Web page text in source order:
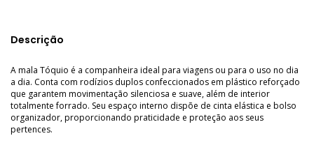
Descrição
A mala Tóquio é a companheira ideal para viagens ou para o uso no dia
a dia. Conta com rodízios duplos confeccionados em plástico reforçado
que garantem movimentação silenciosa e suave, além de interior
totalmente forrado. Seu espaço interno dispõe de cinta elástica e bolso
organizador, proporcionando praticidade e proteção aos seus
pertences.